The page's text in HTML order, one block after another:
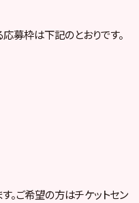
募枠は下記のとおりです。
ご希望の方はチケットセン